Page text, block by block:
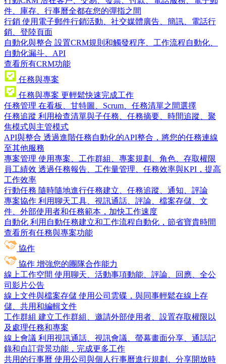
件、庫存、行事曆全都在您的彈指之間
行銷 使用電子郵件行銷活動、社交媒體廣告、簡訊、電話行
銷、登陸頁面
自動化與整合 設置CRM規則和觸發程序、工作流程自動化、
自動化漏斗、API
查看所有CRM功能
任務與專案
任務與專案 更輕鬆快速完成工作
任務管理 在看板、甘特圖、Scrum、任務清單之間選擇
任務追蹤 利用檢查清單與子任務、任務摘要、時間追蹤、聚
焦模式與主管模式
API與整合 透過進階任務自動化的API整合，將您的任務連線
至其他服務
專案管理 使用專案、工作群組、專案規劃、角色、存取權限
員工績效 透過任務報告、工作量管理、任務效率與KPI，提高
工作效率
行動任務 隨時隨地進行任務建立、任務追蹤、通知、評論
專案協作 利用聊天工具、視訊通話、評論、檔案存儲、文
件、外部使用者和任務範本，加快工作速度
自動化 利用自動任務建立和工作流程自動化，節省寶貴時間
查看所有任務與專案功能
協作
協作 增強您的團隊合作能力
線上工作空間 使用聊天、活動事項動能、評論、回應、全公
司影片公告
線上文件與檔案存儲 使用公司雲碟，與同事輕鬆在線上存
儲、共用和編輯文件
工作群組 建立工作群組、邀請外部使用者、設置存取權限以
及處理任務和專案
線上會議 利用視訊通話、視訊會議、螢幕畫面分享、通話記
錄和自訂背景功能，完成更多工作
共用的行事曆 使用公司與個人行事曆進行規劃、分享開放時